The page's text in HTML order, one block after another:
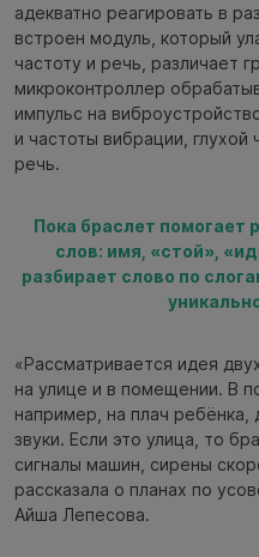
адекватно реагировать в
встроен модуль, который
частоту и речь, различает
микроконтроллер
импульс на
и частоты вибрации,
речь.
Пока браслет помогает
слов: имя, «стой»,
разбирает слово по
«Рассматривается идея
на улице и в помещении. В
например, на плач
звуки. Если это улица, то
сигналы машин, сирены
рассказала о планах по
Айша Лепесова.